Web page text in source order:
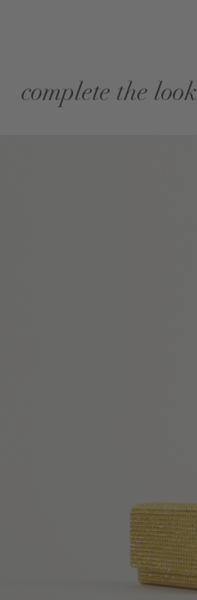
complete the look